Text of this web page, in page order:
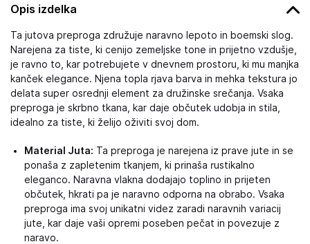
Opis izdelka
Ta jutova preproga združuje naravno lepoto in boemski slog.
Narejena za tiste, ki cenijo zemeljske tone in prijetno vzdušje,
je ravno to, kar potrebujete v dnevnem prostoru, ki mu manjka
kanček elegance. Njena topla rjava barva in mehka tekstura jo
delata super osrednji element za družinske srečanja. Vsaka
preproga je skrbno tkana, kar daje občutek udobja in stila,
idealno za tiste, ki želijo oživiti svoj dom.
Material Juta: Ta preproga je narejena iz prave jute in se
ponaša z zapletenim tkanjem, ki prinaša rustikalno
eleganco. Naravna vlakna dodajajo toplino in prijeten
občutek, hkrati pa je naravno odporna na obrabo. Vsaka
preproga ima svoj unikatni videz zaradi naravnih variacij
jute, kar daje vaši opremi poseben pečat in povezuje z
naravo.